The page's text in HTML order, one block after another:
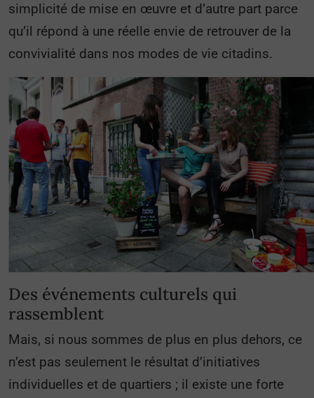
simplicité de mise en œuvre et d’autre part parce
qu’il répond à une réelle envie de retrouver de la
convivialité dans nos modes de vie citadins.
Des événements culturels qui
rassemblent
Mais, si nous sommes de plus en plus dehors, ce
n’est pas seulement le résultat d’initiatives
individuelles et de quartiers ; il existe une forte